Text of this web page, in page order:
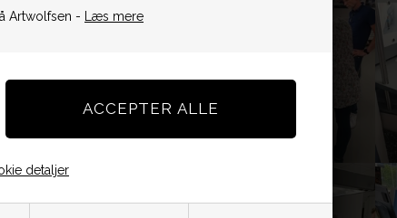
Artwolfsen - Læs mere
detaljer